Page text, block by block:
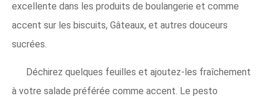
excellente dans les produits de boulangerie et comme
accent sur les biscuits, Gâteaux, et autres douceurs
sucrées.
Déchirez quelques feuilles et ajoutez-les fraîchement
à votre salade préférée comme accent. Le pesto